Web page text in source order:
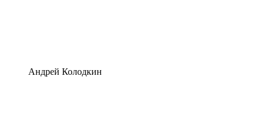
Андрей Колодкин